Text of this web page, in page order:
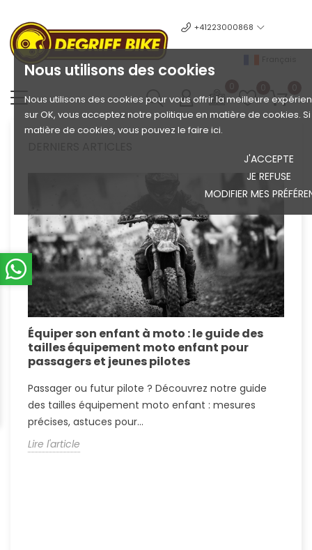
Nous utilisons des cookies
Nous utilisons des cookies pour vous offrir la meilleure
sur OK, vous acceptez notre politique en matière de cookies.
matière de cookies, vous pouvez le faire ici.
J'ACCEPTE
JE REFUSE
MODIFIER MES
+41223000868
Équiper son enfant à moto : le guide des
tailles équipement moto enfant pour
passagers et jeunes pilotes
Passager ou futur pilote ? Découvrez notre guide
des tailles équipement moto enfant : mesures
précises, astuces pour...
Lire l'article